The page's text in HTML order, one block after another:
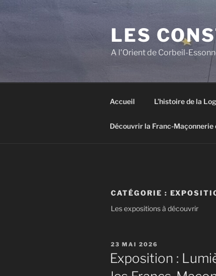
LES
A l'Orient de Corbeil-
Accueil L’histoire de la
Découvrir la Franc-Maçonnerie
CATÉGORIE :
Les expositions à découvrir
PUBLIÉ
LE
23 MAI 2026
Exposition :